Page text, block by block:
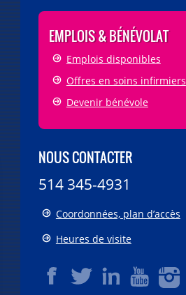
EMPLOIS & BÉNÉVOLAT
Emplois disponibles
Offres en soins infirmiers
Devenir bénévole
NOUS CONTACTER
514 345-4931
Coordonnées, plan d’accès
Heures de visite